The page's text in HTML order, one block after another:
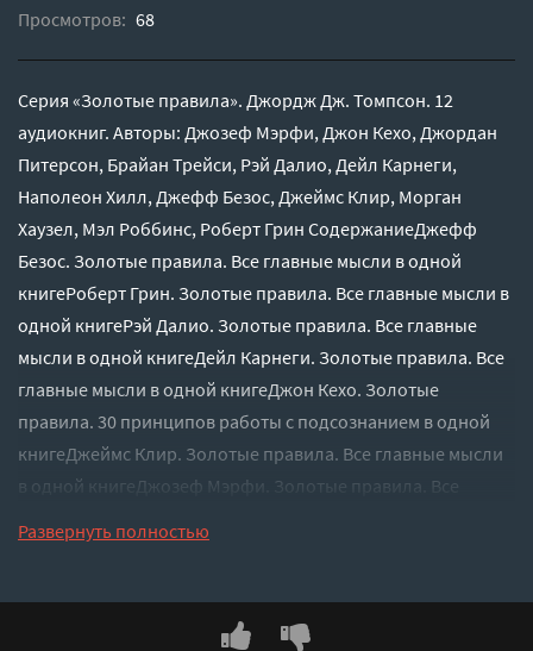
Просмотров: 68
Серия «Золотые правила». Джордж Дж. Томпсон. 12
аудиокниг. Авторы: Джозеф Мэрфи, Джон Кехо, Джордан
Питерсон, Брайан Трейси, Рэй Далио, Дейл Карнеги,
Наполеон Хилл, Джефф Безос, Джеймс Клир, Морган
Хаузел, Мэл Роббинс, Роберт Грин СодержаниеДжефф
Безос. Золотые правила. Все главные мысли в одной
книгеРоберт Грин. Золотые правила. Все главные мысли в
одной книгеРэй Далио. Золотые правила. Все главные
мысли в одной книгеДейл Карнеги. Золотые правила. Все
главные мысли в одной книгеДжон Кехо. Золотые
правила. 30 принципов работы с подсознанием в одной
книгеДжеймс Клир. Золотые правила. Все главные мысли
в одной книгеДжозеф Мэрфи. Золотые правила. Все
правила. 20 правил осмысленной жизниМэл Роббинс.
мысли в одной книгеМорган Хаузел. Золотые правила. Все
Развернуть полностью